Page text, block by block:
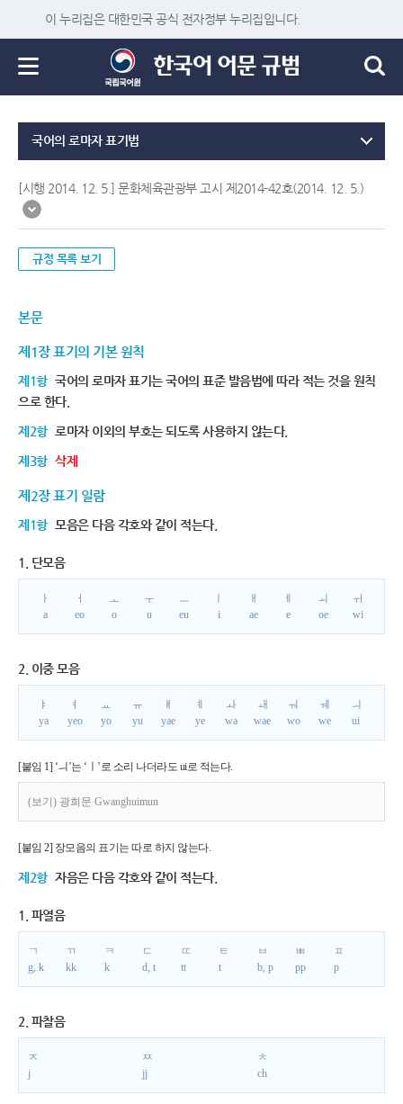
이 누리집은 대한민국 공식 전자정부 누리집입니다.
국어의 로마자 표기법
[시행 2014. 12. 5.] 문화체육관광부 고시 제2014-42호(2014. 12. 5.)
규정 목록 보기
본문
제1장 표기의 기본 원칙
제1항 국어의 로마자 표기는 국어의 표준 발음법에 따라 적는 것을 원칙
으로 한다.
제2항 로마자 이외의 부호는 되도록 사용하지 않는다.
제3항 삭제
제2장 표기 일람
제1항 모음은 다음 각호와 같이 적는다.
1. 단모음
ㅏ
a
ㅓ
eo
ㅗ
o
ㅜ
u
ㅡ
eu
i
ㅐ
ae
ㅔ
e
ㅚ
oe
ㅟ
wi
2. 이중 모음
ㅑ
ya
ㅕ
yeo
ㅛ
yo
ㅠ
yu
ㅒ
yae
ㅖ
ye
ㅘ
wa
ㅙ
wae
ㅝ
wo
ㅞ
we
ㅢ
ui
[붙임 1] ‘ㅢ’는 ‘ㅣ’로 소리 나더라도 ui로 적는다.
(보기) 광희문 Gwanghuimun
[붙임 2] 장모음의 표기는 따로 하지 않는다.
제2항 자음은 다음 각호와 같이 적는다.
1. 파열음
ㄱ
g, k
ㄲ
kk
ㅋ
k
ㄷ
d, t
ㄸ
tt
ㅌ
t
ㅂ
b, p
ㅃ
pp
ㅍ
p
2. 파찰음
ㅈ
j
ㅉ
jj
ㅊ
ch